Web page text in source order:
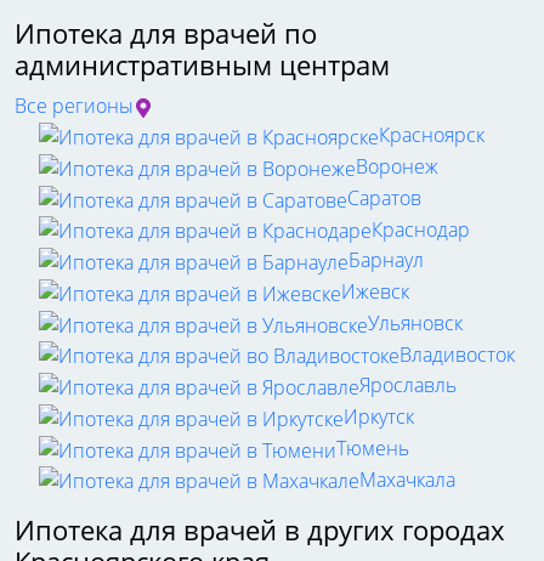
Ипотека для врачей по
административным центрам
Все регионы
Красноярск
Воронеж
Саратов
Краснодар
Барнаул
Ижевск
Ульяновск
Владивосток
Ярославль
Иркутск
Тюмень
Махачкала
Ипотека для врачей в других городах